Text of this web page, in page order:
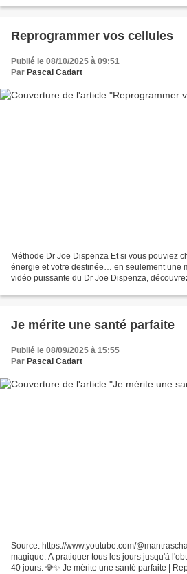
Reprogrammer vos cellules
Publié le 08/10/2025 à 09:51
Par Pascal Cadart
Méthode Dr Joe Dispenza Et si vous pouviez
énergie et votre destinée… en seulement une
vidéo puissante du Dr Joe Dispenza,
Je mérite une santé parfaite
Publié le 08/09/2025 à 15:55
Par Pascal Cadart
Source: https://www.youtube.com/
magique. A pratiquer tous les jours jusqu'à
40 jours. 💎✨ Je mérite une santé parfaite |